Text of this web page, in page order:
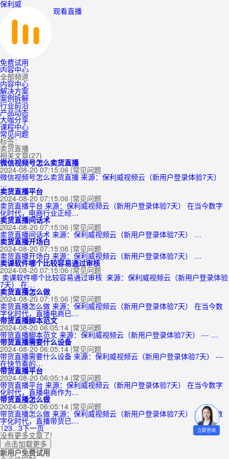
保利威
观看直播
免费试用
内容中心
全部频道
内容中心
解决方案
案例拆解
行业前沿
产品动态
大咖分享
课程中心
常见问题
标签：
卖货直播
相关文章(27)
微信视频号怎么卖货直播
2024-08-20 07:15:06 |常见问题
微信视频号怎么卖货直播 来源：保利威视频云（新用户登录体验7天）
…
卖货直播平台
2024-08-20 07:15:06 |常见问题
卖货直播平台 来源：保利威视频云（新用户登录体验7天） 在当今数字
化时代，电商行业正经…
卖货直播间话术
2024-08-20 07:15:06 |常见问题
卖货直播间话术 来源：保利威视频云（新用户登录体验7天） …
卖货直播开场白
2024-08-20 07:15:06 |常见问题
卖货直播开场白 来源：保利威视频云（新用户登录体验7天） …
卖课软件哪个比较容易通过审核
2024-08-20 07:15:06 |常见问题
卖课软件哪个比较容易通过审核 来源：保利威视频云（新用户登录体验
7天） 在…
卖货直播怎么做
2024-08-20 07:15:06 |常见问题
卖货直播怎么做 来源：保利威视频云（新用户登录体验7天） 在当今数
字化时代，直播电商已…
带货直播脚本范文
2024-08-20 06:05:14 |常见问题
带货直播脚本范文 来源：保利威视频云（新用户登录体验7天） --- …
带货直播需要什么设备
2024-08-20 06:05:14 |常见问题
带货直播需要什么设备 来源：保利威视频云（新用户登录体验7天） ---
在快节奏的…
带货直播平台
2024-08-20 06:05:14 |常见问题
带货直播平台 来源：保利威视频云（新用户登录体验7天） 在当今数字
化时代，直播电商作为…
带货直播怎么做
2024-08-20 06:05:14 |常见问题
带货直播怎么做 来源：保利威视频云（新用户登录体验7天） 在当今数
字化时代，直播带货已…
123...3下一页
没有更多文章了!
点击加载更多
新用户免费试用
立即咨询